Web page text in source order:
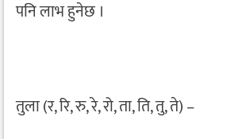
पनि लाभ हुनेछ ।
तुला (र, रि, रु, रे, रो, ता, ति, तु, ते) –